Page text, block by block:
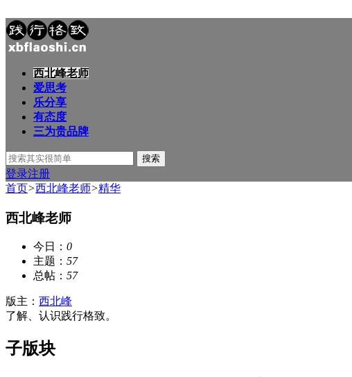
西北峰老师
爱思考
乐分享
有态度
三为贵品牌
搜索
登录注册
首页>西北峰老师>精华
西北峰老师
今日： 0
主题： 57
总帖： 57
版主： 西北峰
了解、认识践行格致。
子版块